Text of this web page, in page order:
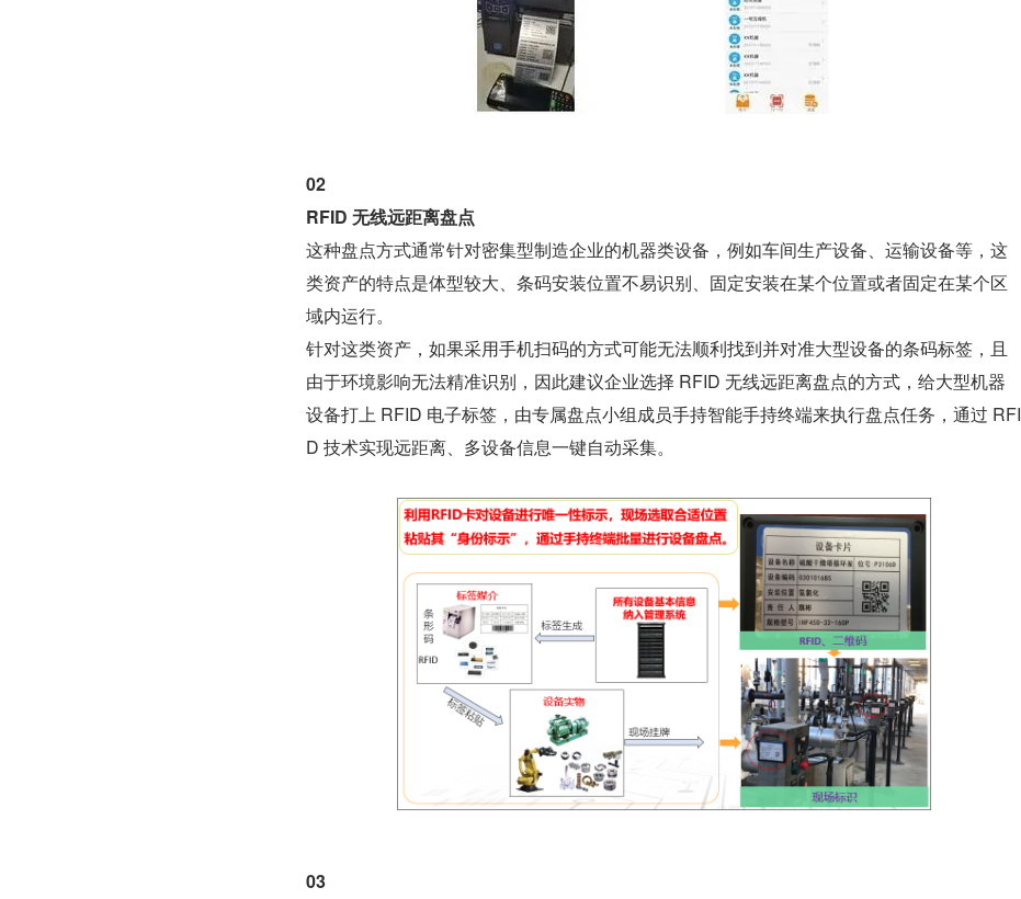
02
RFID 无线远距离盘点
这种盘点方式通常针对密集型制造企业的机器类设备，例如车间生产设备、运输设备等，这
类资产的特点是体型较大、条码安装位置不易识别、固定安装在某个位置或者固定在某个区
域内运行。
针对这类资产，如果采用手机扫码的方式可能无法顺利找到并对准大型设备的条码标签，且
由于环境影响无法精准识别，因此建议企业选择 RFID 无线远距离盘点的方式，给大型机器
设备打上 RFID 电子标签，由专属盘点小组成员手持智能手持终端来执行盘点任务，通过 RFI
D 技术实现远距离、多设备信息一键自动采集。
03